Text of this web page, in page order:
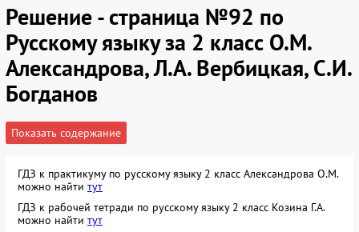
Решение - страница №92 по
Русскому языку за 2 класс О.М.
Александрова, Л.А. Вербицкая, С.И.
Богданов
Показать содержание
ГДЗ к практикуму по русскому языку 2 класс Александрова О.М.
можно найти тут
ГДЗ к рабочей тетради по русскому языку 2 класс Козина Г.А.
можно найти тут